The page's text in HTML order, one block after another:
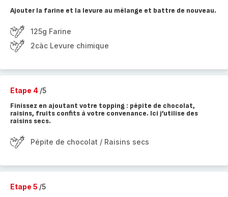
Ajouter la farine et la levure au mélange et battre de nouveau.
125g Farine
2càc Levure chimique
Etape 4 /5
Finissez en ajoutant votre topping : pépite de chocolat,
raisins, fruits confits à votre convenance. Ici j’utilise des
raisins secs.
Pépite de chocolat / Raisins secs
Etape 5 /5